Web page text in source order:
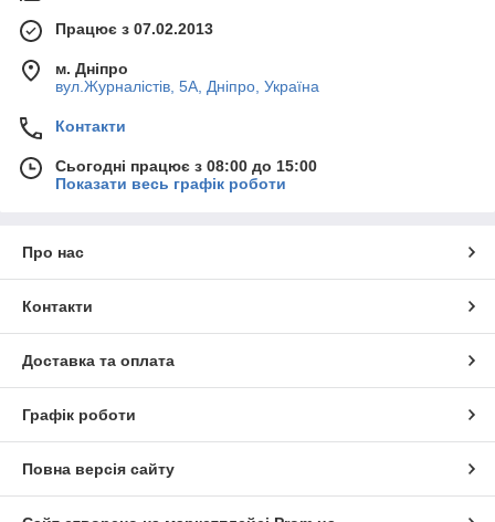
Працює з 07.02.2013
м. Дніпро
вул.Журналістів, 5А, Дніпро, Україна
Контакти
Сьогодні працює з 08:00 до 15:00
Показати весь графік роботи
Про нас
Контакти
Доставка та оплата
Графік роботи
Повна версія сайту